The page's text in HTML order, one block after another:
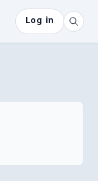
Log in